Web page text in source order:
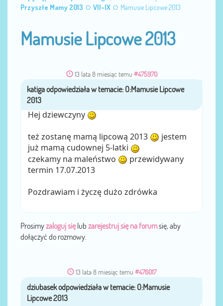
Przyszłe Mamy 2013
VII-IX Mamusie Lipcowe 2013
Mamusie Lipcowe 2013
13 lata 8 miesiąc temu #475970
przezkatiga
Hej dziewczyny
też zostanę mamą lipcową 2013
jestem
już mamą cudownej 5-latki
czekamy na maleństwo
przewidywany
termin 17.07.2013
Pozdrawiam i życzę dużo zdrówka
Prosimyzaloguj sięlub zarejestruj się na forumsię, aby
dołączyć do rozmowy.
13 lata 8 miesiąc temu #476017
przezdziubasek